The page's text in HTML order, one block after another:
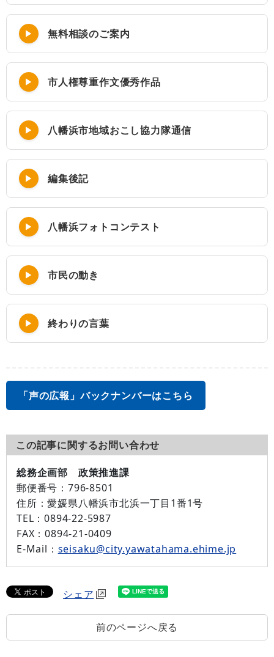
無料相談のご案内
市人権尊重作文優秀作品
八幡浜市地域おこし協力隊通信
編集後記
八幡浜フォトコンテスト
市民の動き
終わりの言葉
「声の広報」バックナンバーはこちら
この記事に関するお問い合わせ
総務企画部 政策推進課
郵便番号： 796-8501
住所：愛媛県八幡浜市北浜一丁目1番1号
TEL：0894-22-5987
FAX：0894-21-0409
E-Mail： seisaku@city.yawatahama.ehime.jp
シェア
前のページへ戻る